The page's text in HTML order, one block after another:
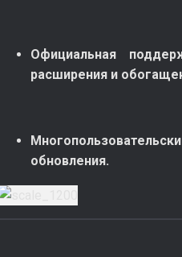
Официальная
расширения и
обновления.